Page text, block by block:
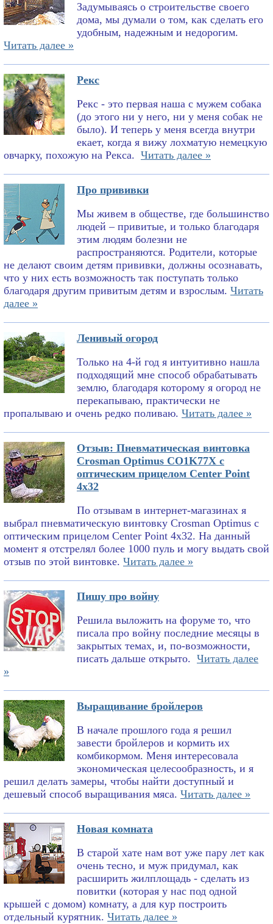
Задумываясь о строительстве своего
дома, мы думали о том, как сделать его
удобным, надежным и недорогим.
Читать далее »
Рекс
Рекс - это первая наша с мужем собака
(до этого ни у него, ни у меня собак не
было). И теперь у меня всегда внутри
екает, когда я вижу лохматую немецкую
овчарку, похожую на Рекса. Читать далее »
Про прививки
Мы живем в обществе, где большинство
людей – привитые, и только благодаря
этим людям болезни не
распространяются. Родители, которые
не делают своим детям прививки, должны осознавать,
что у них есть возможность так поступать только
благодаря другим привитым детям и взрослым. Читать
далее »
Ленивый огород
Только на 4-й год я интуитивно нашла
подходящий мне способ обрабатывать
землю, благодаря которому я огород не
перекапываю, практически не
пропалываю и очень редко поливаю. Читать далее »
Отзыв: Пневматическая винтовка
Crosman Optimus CO1K77X с
оптическим прицелом Center Point
4x32
По отзывам в интернет-магазинах я
выбрал пневматическую винтовку Crosman Optimus с
оптическим прицелом Center Point 4x32. На данный
момент я отстрелял более 1000 пуль и могу выдать свой
отзыв по этой винтовке. Читать далее »
Пишу про войну
Решила выложить на форуме то, что
писала про войну последние месяцы в
закрытых темах, и, по-возможности,
писать дальше открыто. Читать далее
»
Выращивание бройлеров
В начале прошлого года я решил
завести бройлеров и кормить их
комбикормом. Меня интересовала
экономическая целесообразность, и я
решил делать замеры, чтобы найти доступный и
дешевый способ выращивания мяса. Читать далее »
Новая комната
В старой хате нам вот уже пару лет как
очень тесно, и муж придумал, как
расширить жилплощадь - сделать из
повитки (которая у нас под одной
крышей с домом) комнату, а для кур построить
отдельный курятник. Читать далее »